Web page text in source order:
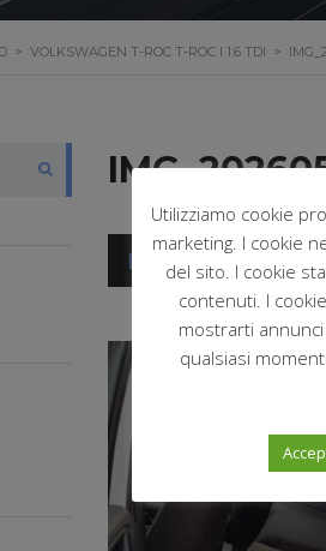
> VOLKSWAGEN T-ROC T-ROC I 1.6 TDI >
Maggio 13, 2026
Utilizziamo cookie
marketing. I cookie
del sito. I cookie
contenuti. I
mostrarti
qualsiasi